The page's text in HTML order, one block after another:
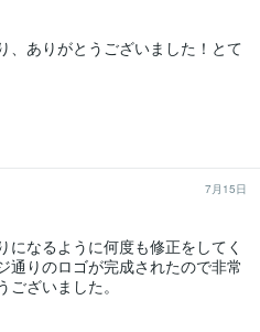
、ありがとうございました！とて
7月15日
なるように何度も修正をしてく
通りのロゴが完成されたので非常
ざいました。